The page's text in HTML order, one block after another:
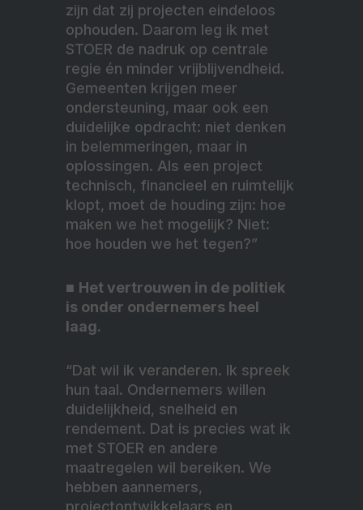
zijn dat zij projecten eindeloos
ophouden. Daarom leg ik met
STOER de nadruk op centrale
regie én minder vrijblijvendheid.
Gemeenten krijgen meer
ondersteuning, maar ook een
duidelijke opdracht: niet denken
in belemmeringen, maar in
oplossingen. Als een project
technisch, financieel en ruimtelijk
klopt, moet de houding zijn: hoe
maken we het mogelijk? Niet:
hoe houden we het tegen?”
■ Het vertrouwen in de politiek
is onder ondernemers heel
laag.
“Dat wil ik veranderen. Ik spreek
hun taal. Ondernemers willen
duidelijkheid, snelheid en
rendement. Dat is precies wat ik
met STOER en andere
maatregelen wil bereiken. We
hebben aannemers,
projectontwikkelaars en